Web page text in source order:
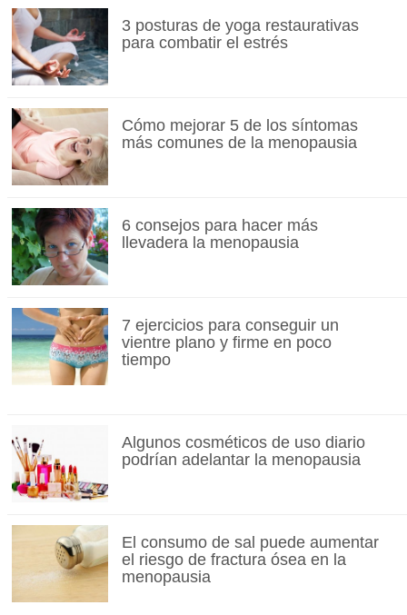
3 posturas de yoga restaurativas
para combatir el estrés
Cómo mejorar 5 de los síntomas
más comunes de la menopausia
6 consejos para hacer más
llevadera la menopausia
7 ejercicios para conseguir un
vientre plano y firme en poco
tiempo
Algunos cosméticos de uso diario
podrían adelantar la menopausia
El consumo de sal puede aumentar
el riesgo de fractura ósea en la
menopausia